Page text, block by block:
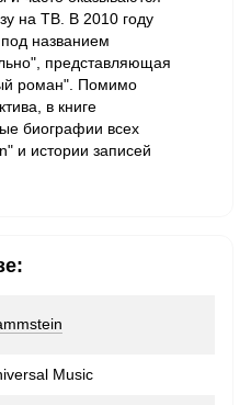
на ТВ. В 2010 году
названием
представляющая
роман". Помимо
в книге
биографии всех
и истории записей
Music